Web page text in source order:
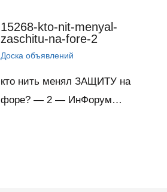
15268-kto-nit-menyal-
zaschitu-na-fore-2
Доска объявлений
кто нить менял ЗАЩИТУ на
форе? — 2 — ИнФорум…